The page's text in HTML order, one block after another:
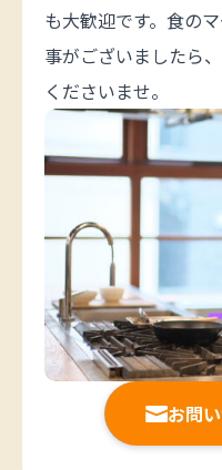
も大歓迎です。食の
事がございましたら
くださいませ。
お問